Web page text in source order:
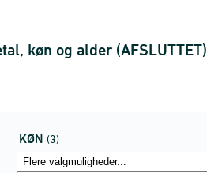
køn og alder (AFSLUTTET)
KØN (3)